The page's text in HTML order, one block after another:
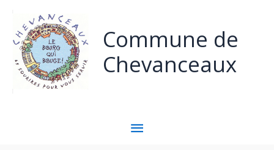
Commune de
Chevanceaux
MENU